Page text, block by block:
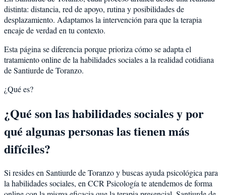
distinta: distancia, red de apoyo, rutina y posibilidades de
desplazamiento. Adaptamos la intervención para que la terapia
encaje de verdad en tu contexto.
Esta página se diferencia porque prioriza cómo se adapta el
tratamiento online de la habilidades sociales a la realidad cotidiana
de Santiurde de Toranzo.
¿Qué es?
¿Qué son las habilidades sociales y por
qué algunas personas las tienen más
difíciles?
Si resides en Santiurde de Toranzo y buscas ayuda psicológica para
la habilidades sociales, en CCR Psicología te atendemos de forma